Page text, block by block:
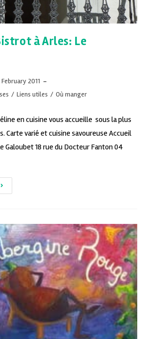
à Arles: Le
2011
/ Liens utiles / Où manger
en cuisine vous accueille sous la plus
Carte varié et cuisine savoureuse Accueil
Galoubet 18 rue du Docteur Fanton 04